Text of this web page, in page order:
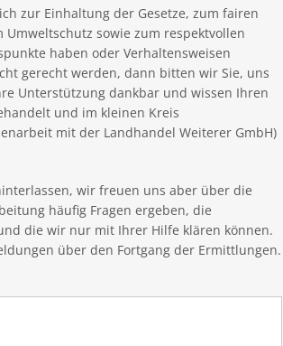
zur Einhaltung der Gesetze, zum fairen
sowie zum respektvollen
haben oder Verhaltensweisen
gerecht werden, dann bitten wir Sie, uns
Unterstützung dankbar und wissen Ihren
und im kleinen Kreis
mit der Landhandel Weiterer GmbH)
wir freuen uns aber über die
häufig Fragen ergeben, die
die wir nur mit Ihrer Hilfe klären können.
über den Fortgang der Ermittlungen.